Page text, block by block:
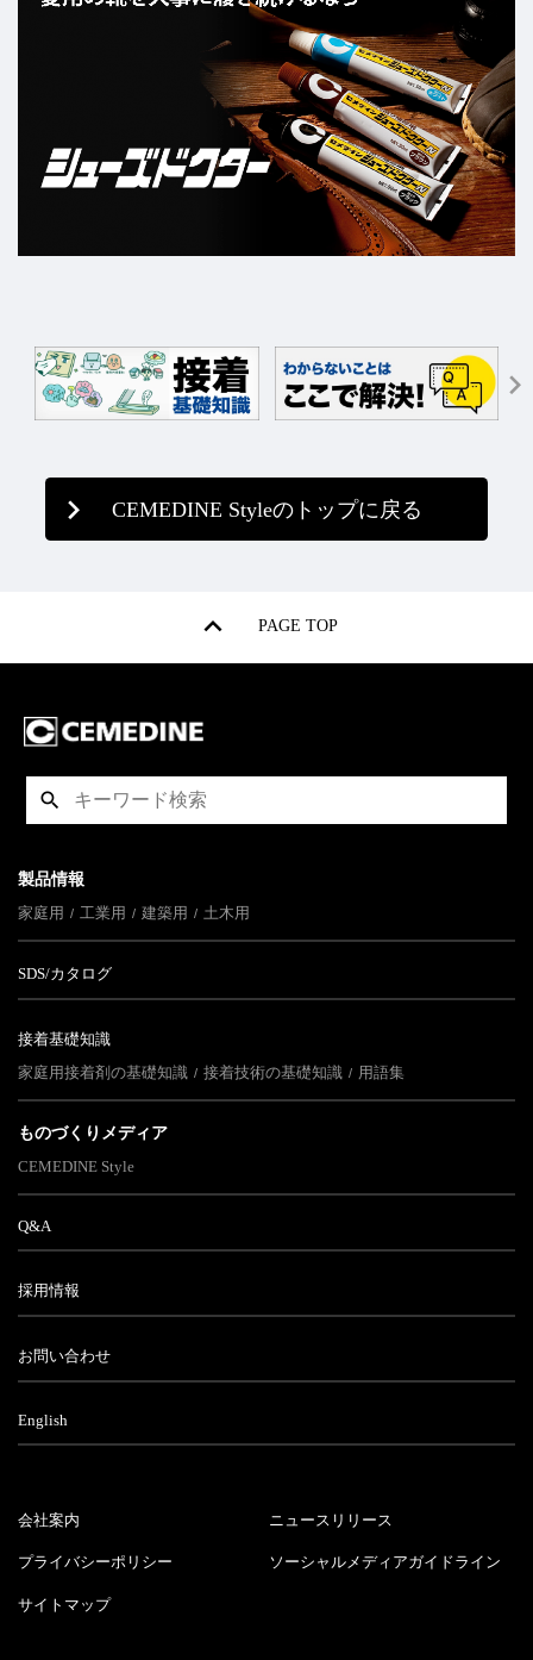
CEMEDINE Styleのトップに戻る
PAGE TOP
製品情報
家庭用
工業用 建築用 土木用
SDS/カタログ
接着基礎知識
家庭用接着剤の基礎知識
接着技術の基礎知識 用語集
ものづくりメディア
CEMEDINE Style
Q&A
採用情報
お問い合わせ
English
会社案内 ニュースリリース
プライバシーポリシー ソーシャルメディアガイドライン
サイトマップ